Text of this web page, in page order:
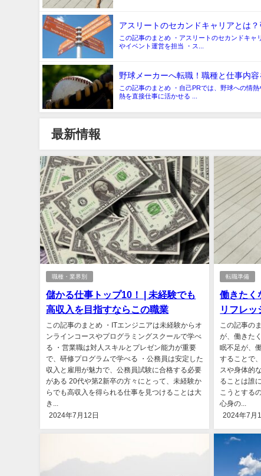
アスリートのセカンドキャリアとは
この記事のまとめ ・アスリートのセカンドキ
やイベント運営を担当 ・ス...
野球メーカーへ転職！職種と仕事内容
この記事のまとめ ・自己PRでは、野球への情
熱を直接仕事に活かせる ...
最新情報
職種・業界別
儲かる仕事トップ10！ | 未経験でも
高収入を目指すならこの職業
この記事のまとめ ・ITエンジニアは未経験からオ
ンラインコースやプログラミングスクールで学べ
る ・営業職は対人スキルとプレゼン能力が重要
で、研修プログラムで学べる ・公務員は安定した
収入と雇用が魅力で、公務員試験に合格する必要
がある 20代や第2新卒の方々にとって、未経験か
らでも高収入を得られる仕事を見つけることは大
き...
2024年7月12日
転職準備
働きたく
リフレッ
この記事の
が、働きた
眠不足が、
することで
スや身体的
ることは誰
こうとする
心身の...
2024年7月